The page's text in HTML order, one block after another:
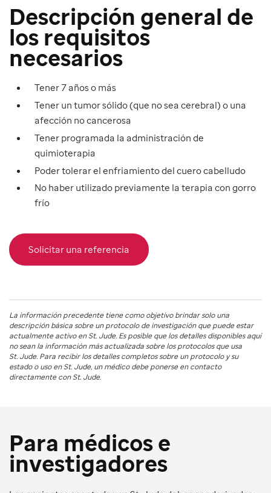
Descripción general de
los requisitos
necesarios
Tener 7 años o más
Tener un tumor sólido (que no sea cerebral) o una
afección no cancerosa
Tener programada la administración de
quimioterapia
Poder tolerar el enfriamiento del cuero cabelludo
No haber utilizado previamente la terapia con gorro
frío
Solicitar una referencia
La información precedente tiene como objetivo brindar solo una
descripción básica sobre un protocolo de investigación que puede estar
actualmente activo enSt. Jude. Es posible que los detalles disponibles aquí
no sean la información más actualizada sobre los protocolos que usa
St. Jude. Para recibir los detalles completos sobre un protocolo y su
estado o uso enSt. Jude, un médico debe ponerse en contacto
directamente con St. Jude.
Para médicos e
investigadores